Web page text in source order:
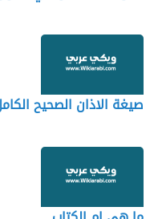
صيغة الاذان الصحيح